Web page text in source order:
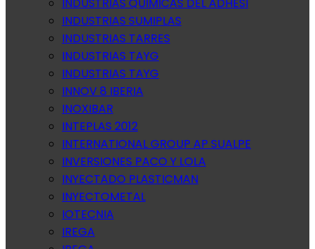
INDUSTRIAS SUMIPLAS
INDUSTRIAS TARRES
INDUSTRIAS TAYG
INDUSTRIAS TAYG
INNOV 8 IBERIA
INOXIBAR
INTEPLAS 2012
INTERNATIONAL GROUP AP SUALPE
INVERSIONES PACO Y LOLA
INYECTADO PLASTICMAN
INYECTOMETAL
IOTECNIA
IREGA